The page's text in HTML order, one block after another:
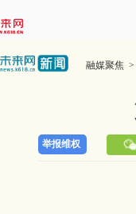
融媒聚焦
举报维权